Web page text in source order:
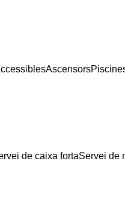
Ascensors
de caixa fortaServei de